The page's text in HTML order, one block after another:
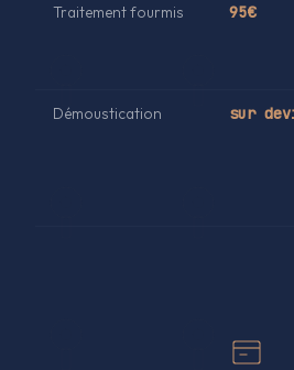
Traitement fourmis 95€
Démoustication sur